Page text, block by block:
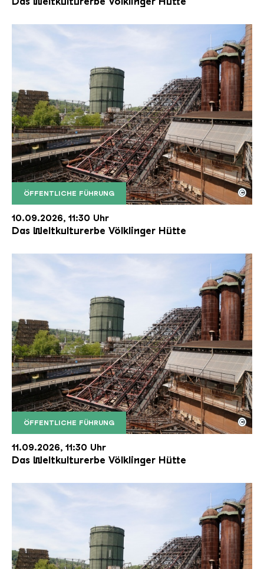
ÖFFENTLICHE FÜHRUNG
Der Erzschrägaufzug der Völklinger Hütte mit
Copyright: Weltkulturerbe Völklinger Hütte | Karl
©
10.09.2026, 11:30 Uhr
Das Weltkulturerbe Völklinger Hütte
ÖFFENTLICHE FÜHRUNG
Der Erzschrägaufzug der Völklinger Hütte mit
Copyright: Weltkulturerbe Völklinger Hütte | Karl
©
11.09.2026, 11:30 Uhr
Das Weltkulturerbe Völklinger Hütte